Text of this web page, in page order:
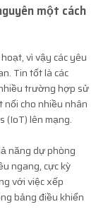
một cách
vì vậy các yêu
Tin tốt là các
trường hợp sử
cho nhiều nhân
lên mạng.
năng dự phòng
ngang, cực kỳ
với việc xếp
bảng điều khiển